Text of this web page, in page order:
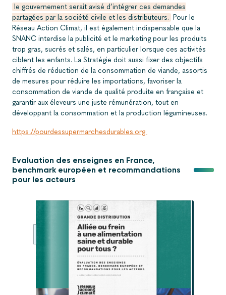
le gouvernement serait avisé d’intégrer ces demandes
partagées par la société civile et les distributeurs. Pour le
Réseau Action Climat, il est également indispensable que la
SNANC interdise la publicité et le marketing pour les produits
trop gras, sucrés et salés, en particulier lorsque ces activités
ciblent les enfants. La Stratégie doit aussi fixer des objectifs
chiffrés de réduction de la consommation de viande, assortis
de mesures pour réduire les importations, favoriser la
consommation de viande de qualité produite en française et
garantir aux éleveurs une juste rémunération, tout en
développant la consommation et la production légumineuses.
https://pourdessupermarchesdurables.org
Evaluation des enseignes en France,
benchmark européen et recommandations
pour les acteurs